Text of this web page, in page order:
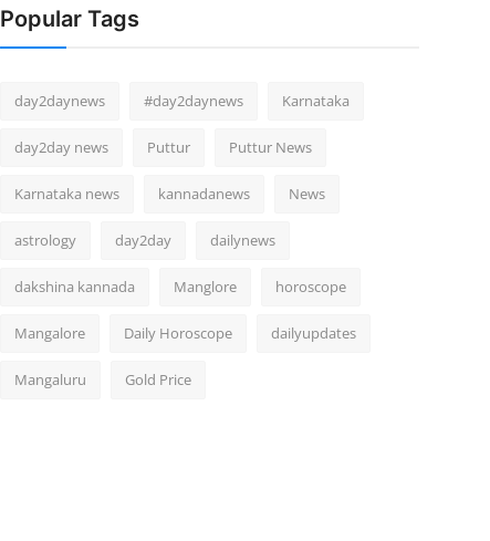
Popular Tags
day2daynews #day2daynews Karnataka
day2day news Puttur Puttur News
Karnataka news kannadanews News
astrology day2day dailynews
dakshina kannada Manglore horoscope
Mangalore Daily Horoscope dailyupdates
Mangaluru Gold Price